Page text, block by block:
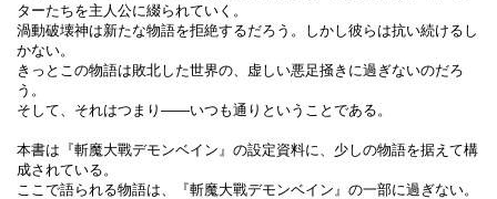
ターたちを主人公に綴られていく。
渦動破壊神は新たな物語を拒絶するだろう。しかし彼らは抗い続けるし
かない。
きっとこの物語は敗北した世界の、虚しい悪足掻きに過ぎないのだろ
う。
そして、それはつまり――いつも通りということである。
本書は『斬魔大戰デモンベイン』の設定資料に、少しの物語を据えて構
成されている。
ここで語られる物語は、『斬魔大戰デモンベイン』の一部に過ぎない。